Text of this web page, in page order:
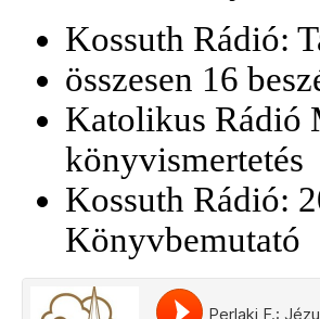
Kossuth Rádió:
összesen 16
Katolikus Rádió
könyvismertetés
Kossuth Rádió:
Könyvbemutató